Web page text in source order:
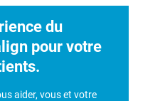
du
pour votre
aider, vous et votre